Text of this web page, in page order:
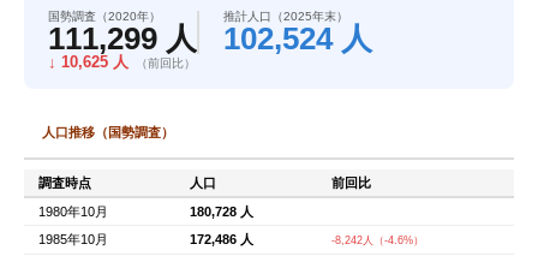
国勢調査（2020年）
111,299 人
↓ 10,625 人 （前回比）
推計人口（2025年末）
102,524 人
人口推移（国勢調査）
調査時点 人口
前回比
1980年10月
180,728 人
1985年10月
172,486 人 -8,242人（-4.6%）